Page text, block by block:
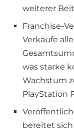
weiterer
Franchise-
Verkäufe
was starke
Wachstum
PlayStation
bereitet